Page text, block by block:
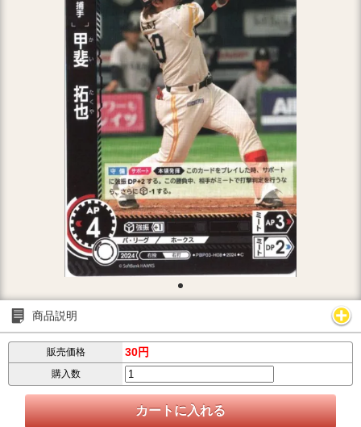
商品説明
販売価格 30円
購入数